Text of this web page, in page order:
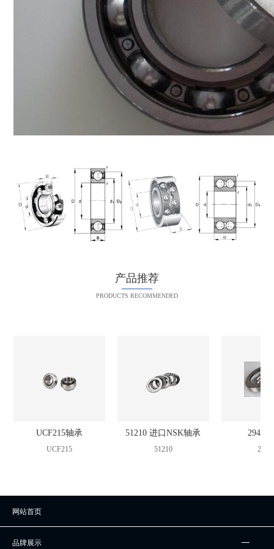
产品推荐
PRODUCTS RECOMMENDED
UCF215轴承
UCF215
51210 进口NSK轴承
51210
29420
网站首页
品牌展示